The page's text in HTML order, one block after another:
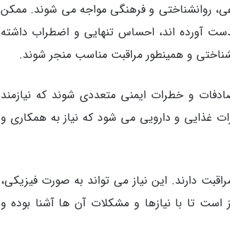
روانشناختی و فرهنگی مواجه می‌ شوند. ممکن
آورده‌ اند، احساس تنهایی و اضطراب داشته
و همینطور مراقبت مناسب منجر شوند.
و خطرات ایمنی متعددی شوند که نیازمند
غذایی و دارویی می‌ شود که نیاز به همکاری و
دارند. این نیاز می‌ تواند به صورت فیزیکی،
است تا با نیازها و مشکلات آن‌ ها آشنا بوده و